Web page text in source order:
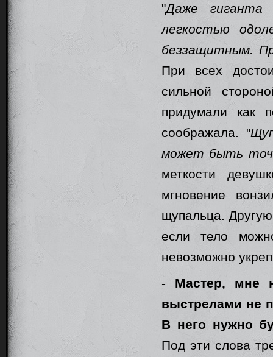
"Даже гиганта
легкостью
беззащитным.
При всех
сильной
придумали как
соображала. "
может быть
меткости
мгновение
щупальца.
если тело
невозможно
- Мастер, мне
выстрелами не
В него нужно
Под эти слова